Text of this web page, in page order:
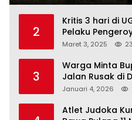
2
Kritis 3 hari di
Pelaku
Melenggang
Tanjungpinang
Maret 3, 2025
3
Warga Minta
Jalan Rusak di
Serdang
Januari 4, 2026
Atlet Judoka